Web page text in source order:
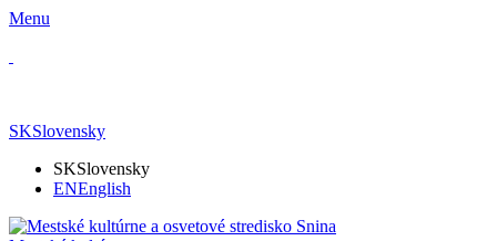
Menu
SKSlovensky
SKSlovensky
ENEnglish